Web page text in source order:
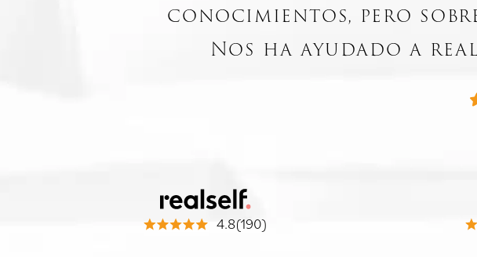
conocimientos, pero
Nos ha ayudado a
4.8(190)